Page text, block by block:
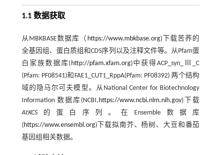
1.1 数据获取
从MBKBASE数据库（ https://www.mbkbase.org)下载苦荞的
全基因组、蛋白质组和CDS序列以及注释文件等。从Pfam蛋
白家族数据库(http://pfam.xfam.org)中获得ACP_syn_Ⅲ_C
(Pfam: PF08541)和FAE1_CUT1_RppA(Pfam: PF08392) 两个结构
域的隐马尔可夫模型。从National Center for Biotechnology
Information 数据库(NCBI,https://www.ncbi.nlm.nih.gov)下载
AtKCS的蛋白序列。在Ensemble数据库
(https://www.ensembl.org)下载拟南芥、杨树、大豆和番茄
基因组相关数据。